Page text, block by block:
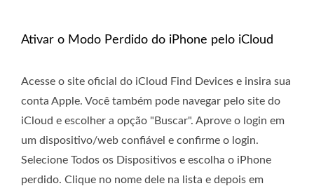
Ativar o Modo Perdido do iPhone pelo iCloud
Acesse o site oficial do iCloud Find Devices e insira sua
conta Apple. Você também pode navegar pelo site do
iCloud e escolher a opção "Buscar". Aprove o login em
um dispositivo/web confiável e confirme o login.
Selecione Todos os Dispositivos e escolha o iPhone
perdido. Clique no nome dele na lista e depois em